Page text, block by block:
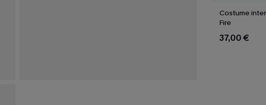
Costume
Fire
37,00 €